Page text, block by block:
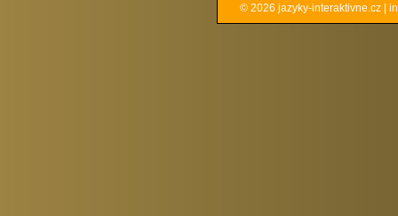
© 2026 jazyky-interaktivne.cz